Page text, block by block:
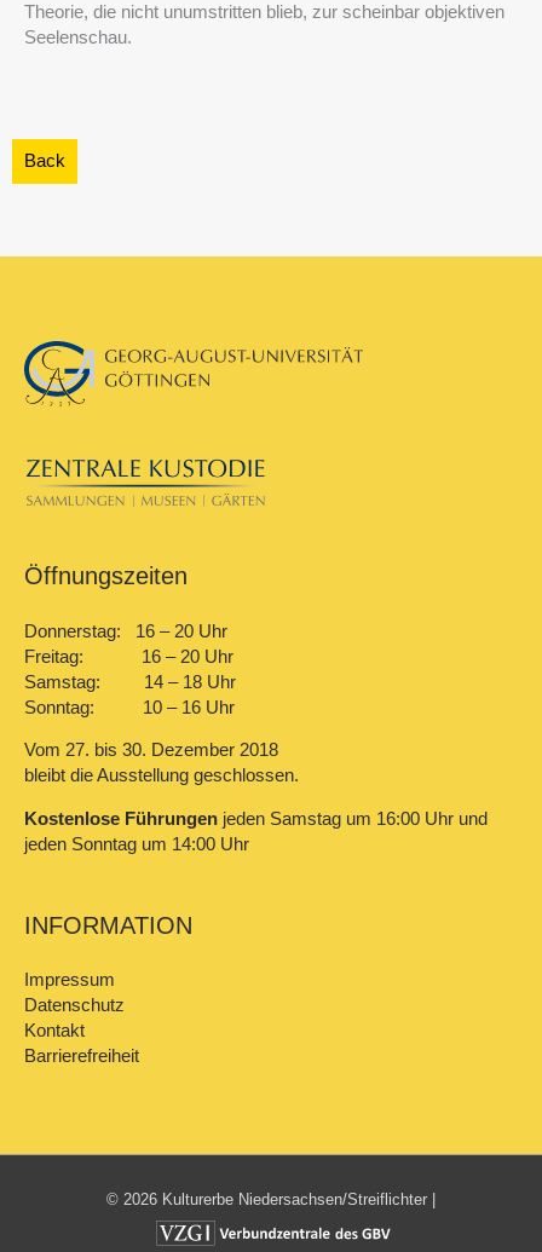
Theorie, die nicht unumstritten blieb, zur scheinbar objektiven
Seelenschau.
Öffnungszeiten
Donnerstag: 16 – 20 Uhr
Freitag: 16 – 20 Uhr
Samstag: 14 – 18 Uhr
Sonntag: 10 – 16 Uhr
Vom 27. bis 30. Dezember 2018
bleibt die Ausstellung geschlossen.
Kostenlose Führungen jeden Samstag um 16:00 Uhr und
jeden Sonntag um 14:00 Uhr
INFORMATION
Impressum
Datenschutz
Kontakt
Barrierefreiheit
© 2026 Kulturerbe Niedersachsen/Streiflichter |